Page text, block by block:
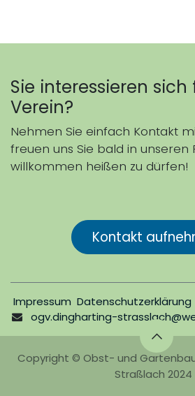
Sie interessieren
Verein?
Nehmen Sie einfach Kontakt
freuen uns Sie bald in unseren
willkommen heißen zu dürfen!
Kontakt
Impressum Datenschutzerklärung
ogv.dingharting-
Copyright © Obst- und
Straßlach 2024